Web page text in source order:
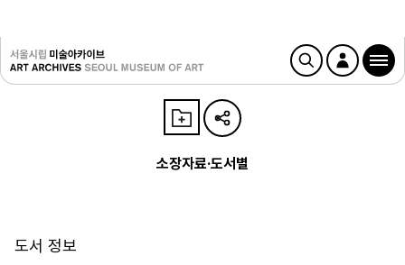
소장자료·도서별
도서 정보